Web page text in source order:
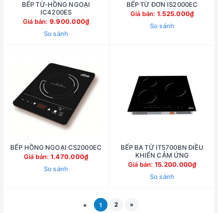
BẾP TỪ-HỒNG NGOẠI
IC4200ES
Giá bán: 9.900.000₫
So sánh
BẾP TỪ ĐƠN IS2000EC
Giá bán: 1.525.000₫
So sánh
BẾP HỒNG NGOẠI CS2000EC
Giá bán: 1.470.000₫
So sánh
BẾP BA TỪ IT5700BN ĐIỀU
KHIỂN CẢM ỨNG
Giá bán: 15.200.000₫
So sánh
« 1 2 »